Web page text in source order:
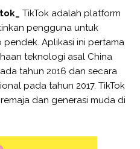
TikTok adalah platform
pengguna untuk
Aplikasi ini pertama
teknologi asal China
tahun 2016 dan secara
pada tahun 2017. TikTok
dan generasi muda di